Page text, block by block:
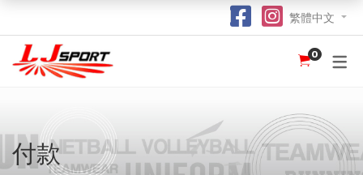
認識 LJ SPORT
為什麼選擇我們？
我們的客戶
球衣
籃球
跑步 / 田徑 hot
團體服
POLO 恤
熱昇華服裝 hot
紀念品
熱昇華強力吸水毛巾
棒球帽
訂購指南
竹炭運動布功能
了解熱昇華印花 hot
繁體中文
0
付款